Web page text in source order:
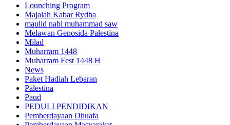
Lounching Program
Majalah Kabar Rydha
maulid nabi muhammad saw
Melawan Genosida Palestina
Milad
Muharram 1448
Muharram Fest 1448 H
News
Paket Hadiah Lebaran
Palestina
Paud
PEDULI PENDIDIKAN
Pemberdayaan Dhuafa